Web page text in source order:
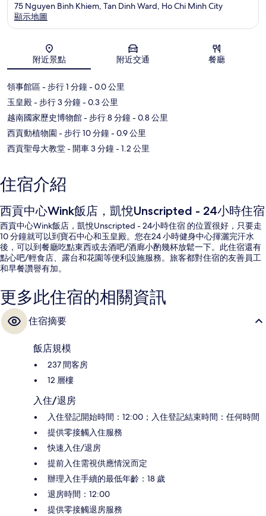
地圖
75 Nguyen Binh Khiem, Tan Dinh Ward, Ho Chi Minh City
顯示地圖
附近景點 附近交通 餐廳
領事館區- 步行 1 分鐘- 0.0 公里
玉皇殿- 步行 3 分鐘- 0.3 公里
越南國家歷史博物館- 步行 8 分鐘- 0.8 公里
西貢動植物園 - 步行 10 分鐘- 0.9 公里
西貢聖母大教堂- 開車 3 分鐘- 1.2 公里
住宿介紹
西貢中心Wink飯店，凱悅Unscripted - 24小時住宿
西貢中心Wink飯店，凱悅Unscripted - 24小時住宿 的位置很好，只要走
10 分鐘就可以到寶石中心和玉皇殿。您在24 小時健身中心揮灑完汗水
後，可以到餐廳吃點東西或去酒吧/酒廊小酌幾杯放鬆一下。此住宿還有
點心吧/輕食店、露台和花園等便利設施服務。旅客都對住宿的友善員工
和早餐讚譽有加。
更多此住宿的相關資訊
住宿摘要
飯店規模
237 間客房
12 層樓
入住/退房
入住登記開始時間：12:00；入住登記結束時間：任何時間
提供零接觸入住服務
快速入住/退房
提前入住需視供應情況而定
辦理入住手續的最低年齡：18 歲
退房時間：12:00
提供零接觸退房服務